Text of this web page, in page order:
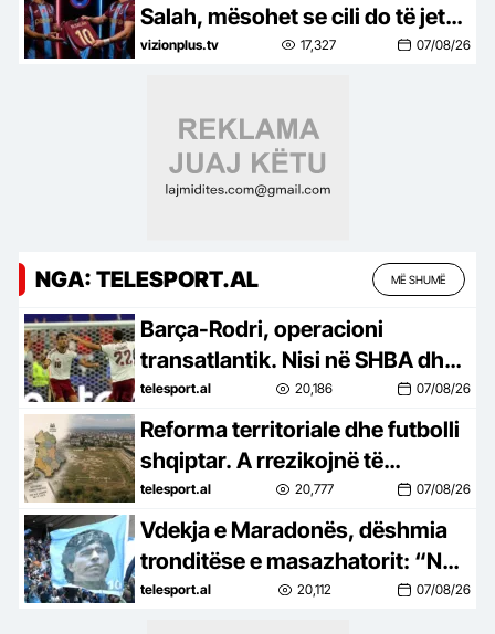
Salah, mësohet se cili do të jetë
numri i ri në shpinën e Muçit
vizionplus.tv 17,327 07/08/26
NGA: TELESPORT.AL MË SHUMË
Barça-Rodri, operacioni
transatlantik. Nisi në SHBA dhe
po hyn në fazën vendimtare
telesport.al 20,186 07/08/26
Reforma territoriale dhe futbolli
shqiptar. A rrezikojnë të
“shkrihen” edhe klubet bashkë
me bashkitë?
telesport.al 20,777 07/08/26
Vdekja e Maradonës, dëshmia
tronditëse e masazhatorit: “Nuk
donte të ngrihej nga shtrati, as
telesport.al 20,112 07/08/26